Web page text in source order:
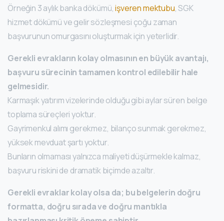
Örneğin 3 aylık banka dökümü,işveren mektubu, SGK
hizmet dökümü ve gelir sözleşmesi çoğu zaman
başvurunun omurgasını oluşturmak için yeterlidir.
Gerekli evrakların kolay olmasının en büyük avantajı,
başvuru sürecinin tamamen kontrol edilebilir hale
gelmesidir.
Karmaşık yatırım vizelerinde olduğu gibi aylar süren belge
toplama süreçleri yoktur.
Gayrimenkul alımı gerekmez, bilanço sunmak gerekmez,
yüksek mevduat şartı yoktur.
Bunların olmaması yalnızca maliyeti düşürmekle kalmaz,
başvuru riskini de dramatik biçimde azaltır.
Gerekli evraklar kolay olsa da; bu belgelerin doğru
formatta, doğru sırada ve doğru mantıkla